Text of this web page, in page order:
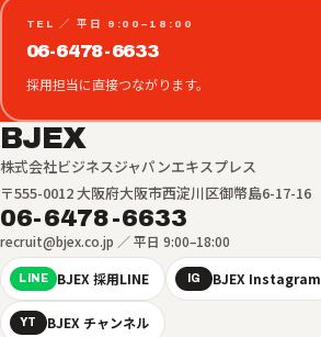
TEL ／ 平日 9:00–18:00
06-6478-6633
採用担当に直接つながります。
BJEX
株式会社ビジネスジャパンエキスプレス
〒555-0012 大阪府大阪市西淀川区御幣島6-17-16
06-6478-6633
recruit@bjex.co.jp ／ 平日 9:00–18:00
LINE BJEX 採用LINE IG BJEX Instagram
YT BJEX チャンネル